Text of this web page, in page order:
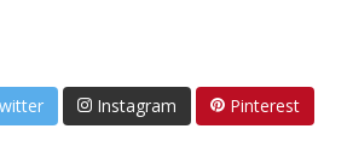
Instagram
Pinterest